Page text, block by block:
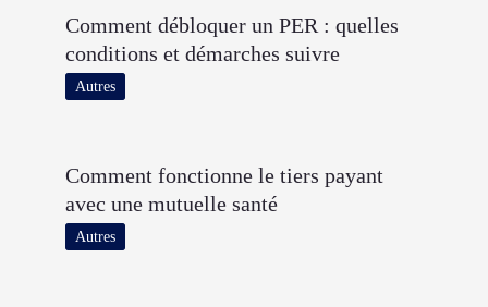
Comment débloquer un PER : quelles
conditions et démarches suivre
Autres
Comment fonctionne le tiers payant
avec une mutuelle santé
Autres